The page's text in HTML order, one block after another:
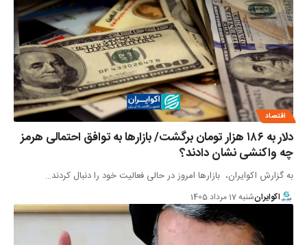
اقتصاد
دلار به ۱۸۶ هزار تومان برگشت/ بازارها به توافق احتمالی هرمز
چه واکنشی نشان دادند؟
به گزارش اکوایران، بازارها امروز در حالی فعالیت خود را دنبال کردند…
اکوایرانشنبه 17 مرداد 1405